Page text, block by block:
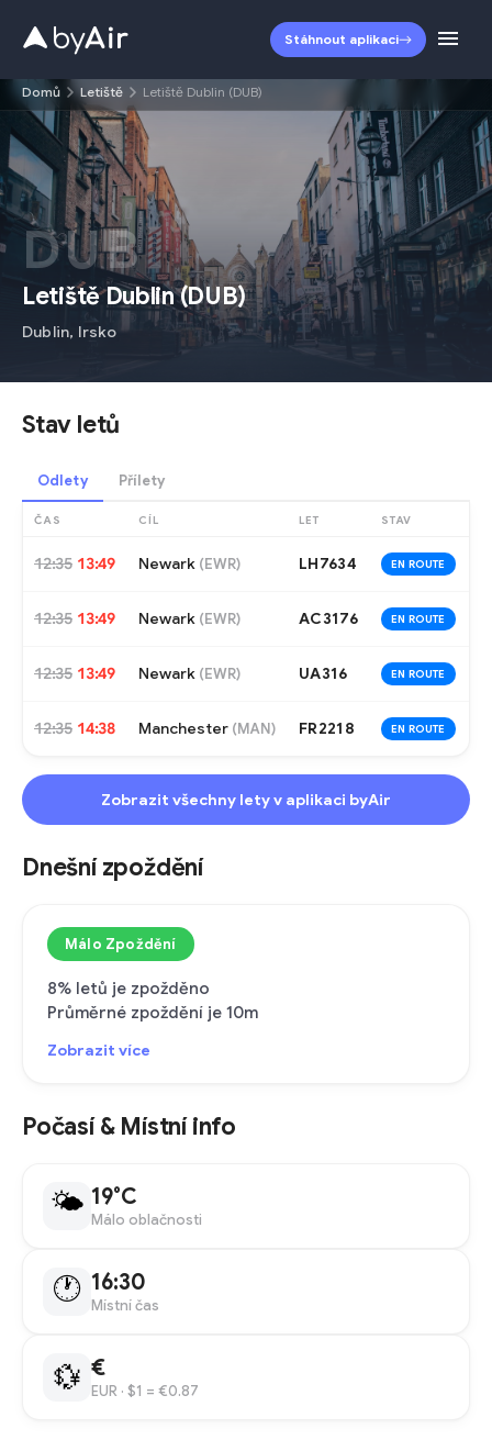
Stáhnout aplikaci
Domů Letiště Letiště Dublin (DUB)
DUB
Letiště Dublin(DUB)
Dublin, Irsko
Stav letů
Odlety Přílety
ČAS CÍL LET STAV
12:35 13:49 Newark (EWR) LH7634 EN ROUTE
12:35 13:49 Newark (EWR) AC3176 EN ROUTE
12:35 13:49 Newark (EWR) UA316 EN ROUTE
12:35 14:38 Manchester (MAN) FR2218 EN ROUTE
Zobrazit všechny lety v aplikaci byAir
Dnešní zpoždění
Málo Zpoždění
8% letů je zpožděno
Průměrné zpoždění je 10m
Zobrazit více
Počasí & Místní info
🌤 19°C
Málo oblačnosti
🕐 16:30
Místní čas
💱 €
EUR · $1 = €0.87